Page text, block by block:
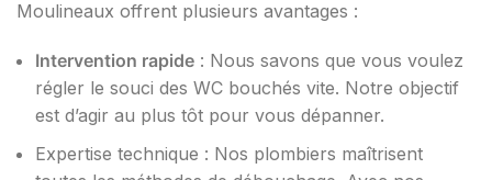
Moulineaux offrent plusieurs avantages :
Intervention rapide : Nous savons que vous voulez
régler le souci des WC bouchés vite. Notre objectif
est d’agir au plus tôt pour vous dépanner.
Expertise technique : Nos plombiers maîtrisent